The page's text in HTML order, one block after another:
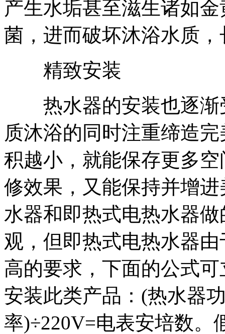
产生水垢甚至滋生诸如
菌，进而破坏沐浴水质
精致安装
热水器的安装也逐渐
质沐浴的同时注重缔造
积越小，就能保存更多
修效果，又能保持并增
水器和即热式电热水器
观，但即热式电热水器
高的要求，下面的公式
安装此类产品：(热水器
率)÷220V=电表安培数。